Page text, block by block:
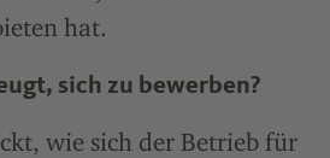
hat.
sich zu bewerben?
wie sich der Betrieb für